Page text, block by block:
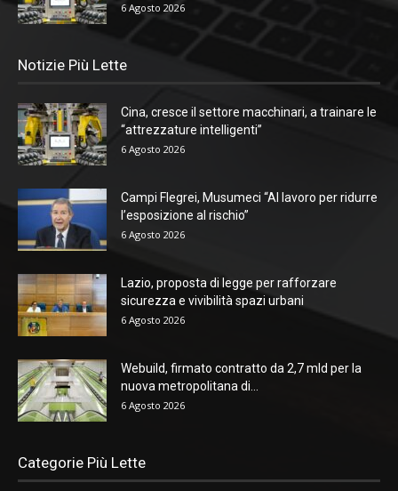
6 Agosto 2026
Notizie Più Lette
Cina, cresce il settore macchinari, a trainare le
“attrezzature intelligenti”
6 Agosto 2026
Campi Flegrei, Musumeci “Al lavoro per ridurre
l’esposizione al rischio”
6 Agosto 2026
Lazio, proposta di legge per rafforzare
sicurezza e vivibilità spazi urbani
6 Agosto 2026
Webuild, firmato contratto da 2,7 mld per la
nuova metropolitana di...
6 Agosto 2026
Categorie Più Lette